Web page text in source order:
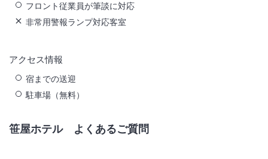
フロント従業員が筆談に対応
非常用警報ランプ対応客室
アクセス情報
宿までの送迎
駐車場（無料）
笹屋ホテルよくあるご質問